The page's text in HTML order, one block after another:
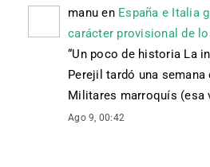
manu en España e Italia
carácter provisional de
“Un poco de historia La
Perejil tardó una
Militares marroquís (esa
Ago 9, 00:42